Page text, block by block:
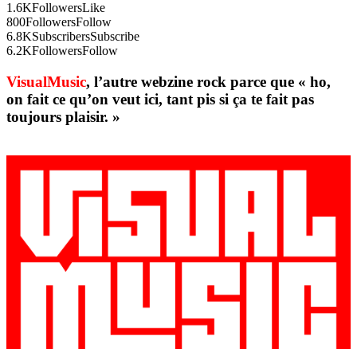
1.6KFollowersLike
800FollowersFollow
6.8KSubscribersSubscribe
6.2KFollowersFollow
VisualMusic, l’autre webzine rock parce que « ho,
on fait ce qu’on veut ici, tant pis si ça te fait pas
toujours plaisir. »